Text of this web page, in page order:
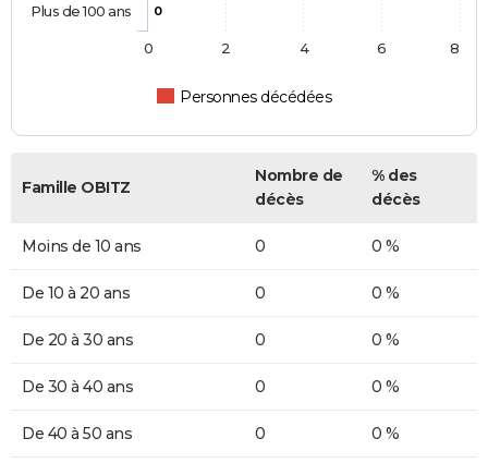
0
Personnes décédées
Plus de 100 ans
0 2 4 6 8
Famille OBITZ
Nombre de
décès
% des
décès
Moins de 10 ans 0 0 %
De 10 à 20 ans 0 0 %
De 20 à 30 ans 0 0 %
De 30 à 40 ans 0 0 %
De 40 à 50 ans 0 0 %